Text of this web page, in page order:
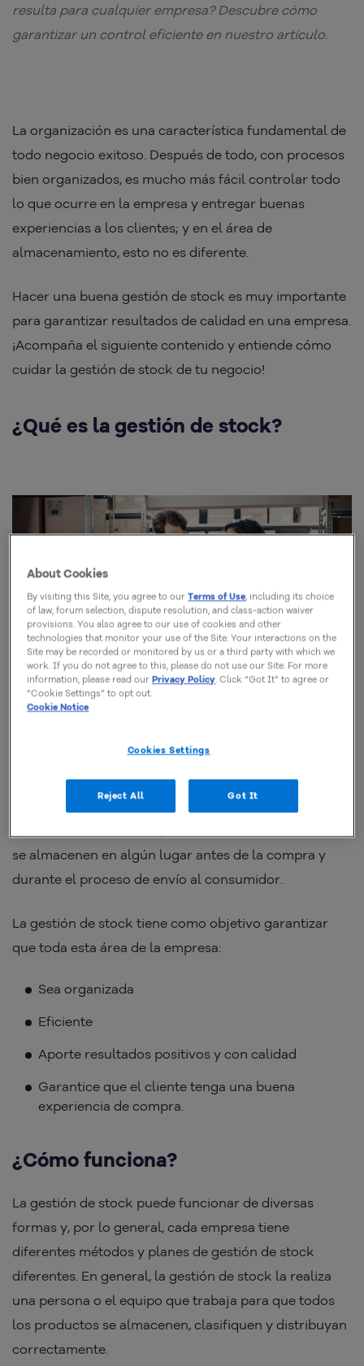
resulta para cualquier empresa? Descubre cómo
garantizar un control eficiente en nuestro artículo.
La organización es una característica fundamental de
todo negocio exitoso. Después de todo, con procesos
bien organizados, es mucho más fácil controlar todo
lo que ocurre en la empresa y entregar buenas
experiencias a los clientes; y en el área de
almacenamiento, esto no es diferente.
Hacer una buena gestión de stock es muy importante
para garantizar resultados de calidad en una empresa.
¡Acompaña el siguiente contenido y entiende cómo
cuidar la gestión de stock de tu negocio!
¿Qué es la gestión de stock?
Gestión de stock son todos los procesos y estrategias
que se utilizan paradirigir el área de almacenamiento
de productos de una empresa
se almacenen en algún lugar antes de la compra y
durante el proceso de envío al consumidor.
La gestión de stock tiene como objetivo garantizar
que toda esta área de la empresa:
Sea organizada
Eficiente
Aporte resultados positivos y con calidad
Garantice que el cliente tenga una buena
experiencia de compra.
¿Cómo funciona?
La gestión de stock puede funcionar de diversas
formas y, por lo general, cada empresa tiene
diferentes métodos y planes de gestión de stock
diferentes. En general, la gestión de stock la realiza
una persona o el equipo que trabaja para que todos
los productos se almacenen, clasifiquen y distribuyan
correctamente.
About Cookies
By visiting this Site, you agree to ourTerms of Use, including its choice
of law, forum selection, dispute resolution, and class-action waiver
provisions. You also agree to our use of cookies and other
technologies that monitor your use of the Site. Your interactions on the
Site may be recorded or monitored by us or a third party with which we
work. If you do not agree to this, please do not use our Site. For more
information, please read ourPrivacy Policy. Click “Got It” to agree or
“Cookie Settings” to opt out.
Cookie Notice
Cookies Settings
Reject All Got It